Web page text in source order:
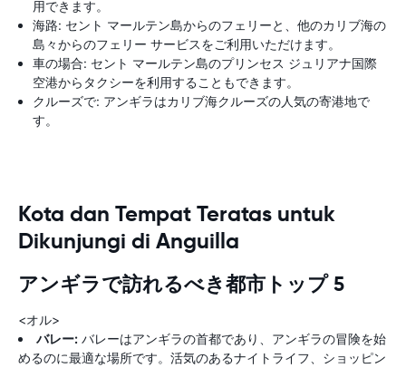
用できます。
海路: セント マールテン島からのフェリーと、他のカリブ海の
島々からのフェリー サービスをご利用いただけます。
車の場合: セント マールテン島のプリンセス ジュリアナ国際
空港からタクシーを利用することもできます。
クルーズで: アンギラはカリブ海クルーズの人気の寄港地で
す。
Kota dan Tempat Teratas untuk
Dikunjungi di Anguilla
アンギラで訪れるべき都市トップ 5
<オル>
バレー: バレーはアンギラの首都であり、アンギラの冒険を始
めるのに最適な場所です。活気のあるナイトライフ、ショッピン